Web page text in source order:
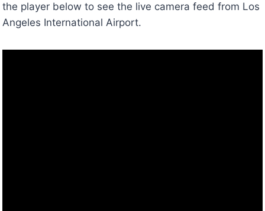
the player below to see the live camera feed from Los
Angeles International Airport.